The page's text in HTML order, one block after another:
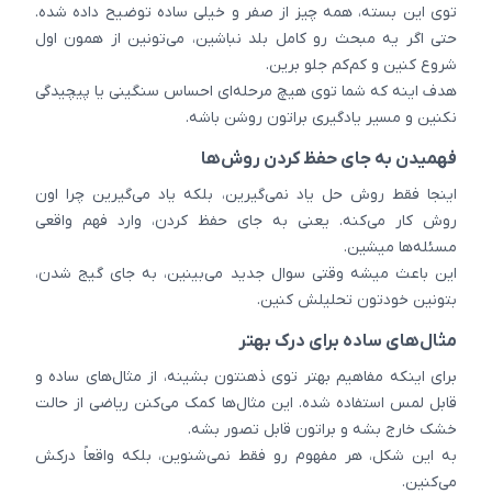
توی این بسته، همه چیز از صفر و خیلی ساده توضیح داده شده.
حتی اگر یه مبحث رو کامل بلد نباشین، می‌تونین از همون اول
شروع کنین و کم‌کم جلو برین.
هدف اینه که شما توی هیچ مرحله‌ای احساس سنگینی یا پیچیدگی
نکنین و مسیر یادگیری براتون روشن باشه.
فهمیدن به جای حفظ کردن روش‌ها
اینجا فقط روش حل یاد نمی‌گیرین، بلکه یاد می‌گیرین چرا اون
روش کار می‌کنه. یعنی به جای حفظ کردن، وارد فهم واقعی
مسئله‌ها میشین.
این باعث میشه وقتی سوال جدید می‌بینین، به جای گیج شدن،
بتونین خودتون تحلیلش کنین.
مثال‌های ساده برای درک بهتر
برای اینکه مفاهیم بهتر توی ذهنتون بشینه، از مثال‌های ساده و
قابل لمس استفاده شده. این مثال‌ها کمک می‌کنن ریاضی از حالت
خشک خارج بشه و براتون قابل تصور بشه.
به این شکل، هر مفهوم رو فقط نمی‌شنوین، بلکه واقعاً درکش
می‌کنین.